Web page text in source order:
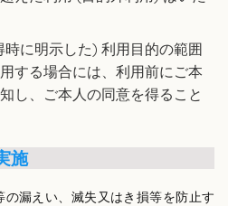
に明示した) 利用目的の範囲
する場合には、利用前にご本
し、ご本人の同意を得ること
施
漏えい、滅失又はき損等を防止す